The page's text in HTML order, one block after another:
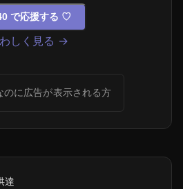
で応援する ♡
しく見る →
のに広告が表示される方
達